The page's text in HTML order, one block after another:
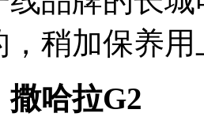
，稍加保养
哈拉G2